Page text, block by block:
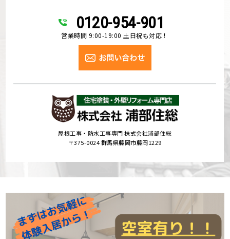
0120-954-901
営業時間 9:00-19:00 土日祝も対応！
屋根工事・防水工事専門 株式会社浦部住総
〒375-0024 群馬県藤岡市藤岡1229